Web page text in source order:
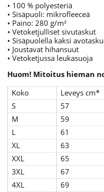
• 100 % polyesteriä
• Sisäpuoli: mikrofleeceä
• Paino: 280 g/m²
• Vetoketjulliset sivutaskut
• Sisäpuolella kaksi
• Joustavat hihansuut
• Vetoketjussa leukasuoja
Huom! Mitoitus hieman
Koko
Leveys cm*
S
57
M
59
L
61
XL
63
XXL
65
3XL
67
4XL
69